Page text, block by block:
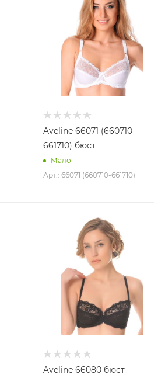
Aveline 66071 (660710-
661710) бюст
Мало
Арт.: 66071 (660710-661710)
Aveline 66080 бюст